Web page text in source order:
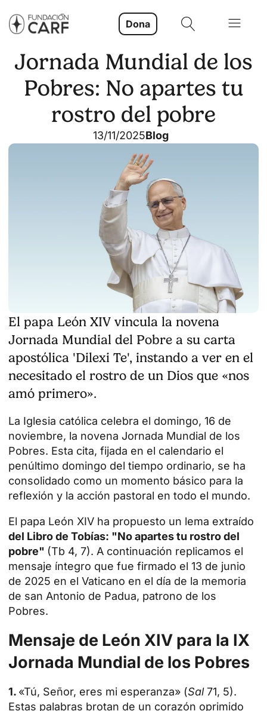
Dona
Jornada Mundial de los
Pobres: No apartes tu
rostro del pobre
13/11/2025Blog
El papa León XIV vincula la novena
Jornada Mundial del Pobre a su carta
apostólica 'Dilexi Te', instando a ver en el
necesitado el rostro de un Dios que «nos
amó primero».
La Iglesia católica celebra el domingo, 16 de
noviembre, la novena Jornada Mundial de los
Pobres. Esta cita, fijada en el calendario el
penúltimo domingo del tiempo ordinario, se ha
consolidado como un momento básico para la
reflexión y la acción pastoral en todo el mundo.
El papa León XIV ha propuesto un lema extraído
del Libro de Tobías: "No apartes tu rostro del
pobre" (Tb 4, 7). A continuación replicamos el
mensaje íntegro que fue firmado el 13 de junio
de 2025 en el Vaticano en el día de la memoria
de san Antonio de Padua, patrono de los
Pobres.
Mensaje de León XIV para la IX
Jornada Mundial de los Pobres
1. «Tú, Señor, eres mi esperanza» (Sal71, 5).
Estas palabras brotan de un corazón oprimido